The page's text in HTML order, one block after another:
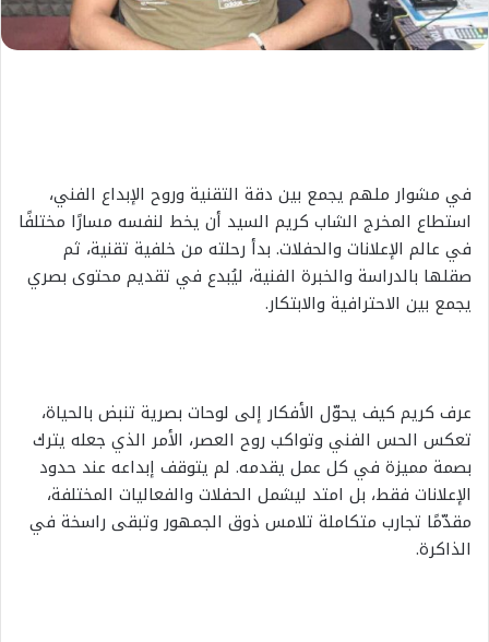
في مشوار ملهم يجمع بين دقة التقنية وروح الإبداع الفني،
استطاع المخرج الشاب كريم السيد أن يخط لنفسه مسارًا مختلفًا
في عالم الإعلانات والحفلات. بدأ رحلته من خلفية تقنية، ثم
صقلها بالدراسة والخبرة الفنية، ليُبدع في تقديم محتوى بصري
يجمع بين الاحترافية والابتكار.
عرف كريم كيف يحوّل الأفكار إلى لوحات بصرية تنبض بالحياة،
تعكس الحس الفني وتواكب روح العصر، الأمر الذي جعله يترك
بصمة مميزة في كل عمل يقدمه. لم يتوقف إبداعه عند حدود
الإعلانات فقط، بل امتد ليشمل الحفلات والفعاليات المختلفة،
مقدّمًا تجارب متكاملة تلامس ذوق الجمهور وتبقى راسخة في
الذاكرة.